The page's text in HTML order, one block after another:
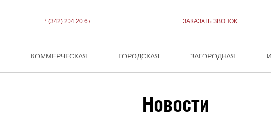
+7 (342) 204 20 67 ЗАКАЗАТЬ ЗВОНОК
КОММЕРЧЕСКАЯ ГОРОДСКАЯ ЗАГОРОДНАЯ
Новости